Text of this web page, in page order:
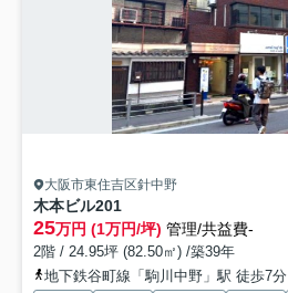
大阪市東住吉区針中野
木本ビル201
25万円 (1万円/坪) 管理/共益費-
2階 / 24.95坪 (82.50㎡) /築39年
地下鉄谷町線「駒川中野」駅 徒歩7分